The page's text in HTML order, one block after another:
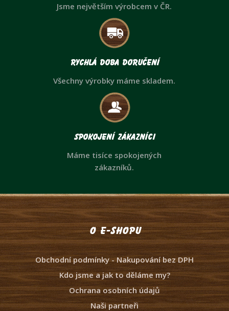
Jsme největším výrobcem v ČR.
Rychlá doba doručení
Všechny výrobky máme skladem.
Spokojení zákazníci
Máme tisíce spokojených
zákazníků.
O e-shopu
Obchodní podmínky - Nakupování bez DPH
Kdo jsme a jak to děláme my?
Ochrana osobních údajů
Naši partneři